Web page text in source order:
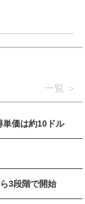
一覧
単価は約10ドル
3段階で開始